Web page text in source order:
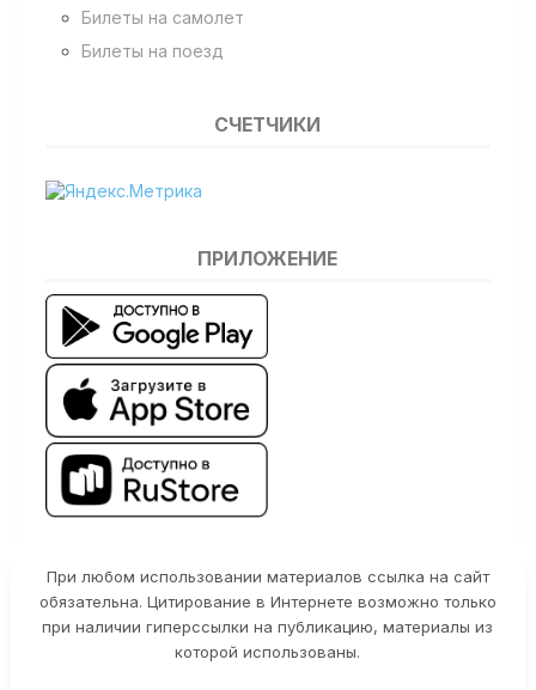
Билеты на самолет
Билеты на поезд
СЧЕТЧИКИ
ПРИЛОЖЕНИЕ
При любом использовании материалов ссылка на сайт
обязательна. Цитирование в Интернете возможно только
при наличии гиперссылки на публикацию, материалы из
которой использованы.